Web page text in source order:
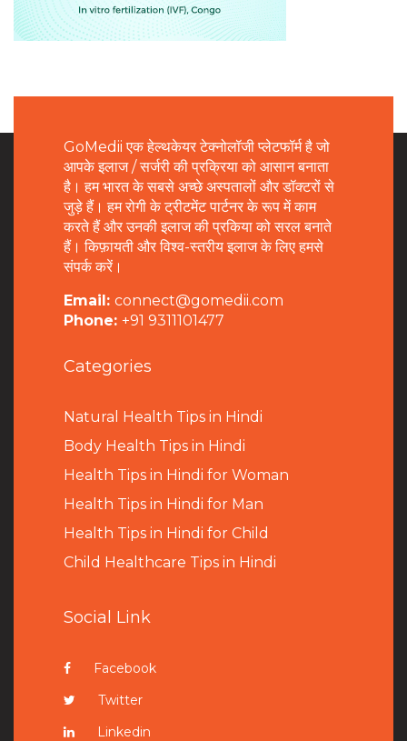
GoMedii एक हेल्थकेयर टेक्नोलॉजी प्लेटफॉर्म है जो
आपके इलाज / सर्जरी की प्रक्रिया को आसान बनाता
है। हम भारत के सबसे अच्छे अस्पतालों और डॉक्टरों से
जुड़े हैं। हम रोगी के ट्रीटमेंट पार्टनर के रूप में काम
करते हैं और उनकी इलाज की प्रकिया को सरल बनाते
हैं। किफ़ायती और विश्व-स्तरीय इलाज के लिए हमसे
संपर्क करें।
Email: connect@gomedii.com
Phone: +91 9311101477
Categories
Natural Health Tips in Hindi
Body Health Tips in Hindi
Health Tips in Hindi for Woman
Health Tips in Hindi for Man
Health Tips in Hindi for Child
Child Healthcare Tips in Hindi
Social Link
Facebook
Twitter
Linkedin